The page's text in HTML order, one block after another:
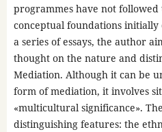
programmes have not
conceptual foundations initially
a series of essays, the author
thought on the nature and
Mediation. Although it can be
form of mediation, it involves
«multicultural significance».
distinguishing features: the